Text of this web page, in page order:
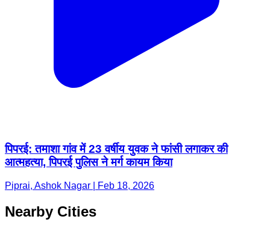
पिपरई: तमाशा गांव में 23 वर्षीय युवक ने फांसी लगाकर की
आत्महत्या, पिपरई पुलिस ने मर्ग कायम किया
Piprai, Ashok Nagar | Feb 18, 2026
Nearby Cities